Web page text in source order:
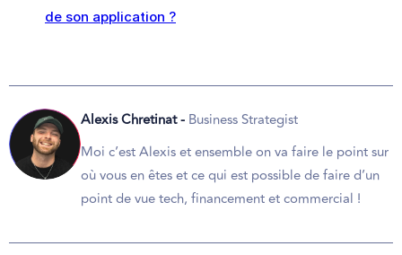
de son application ?
Alexis Chretinat - Business Strategist
Moi c’est Alexis et ensemble on va faire le point sur
où vous en êtes et ce qui est possible de faire d’un
point de vue tech, financement et commercial !